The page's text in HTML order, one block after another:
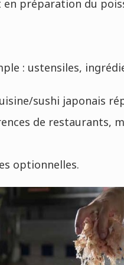
en préparation du
: ustensiles,
sushi japonais
de restaurants,
optionnelles.